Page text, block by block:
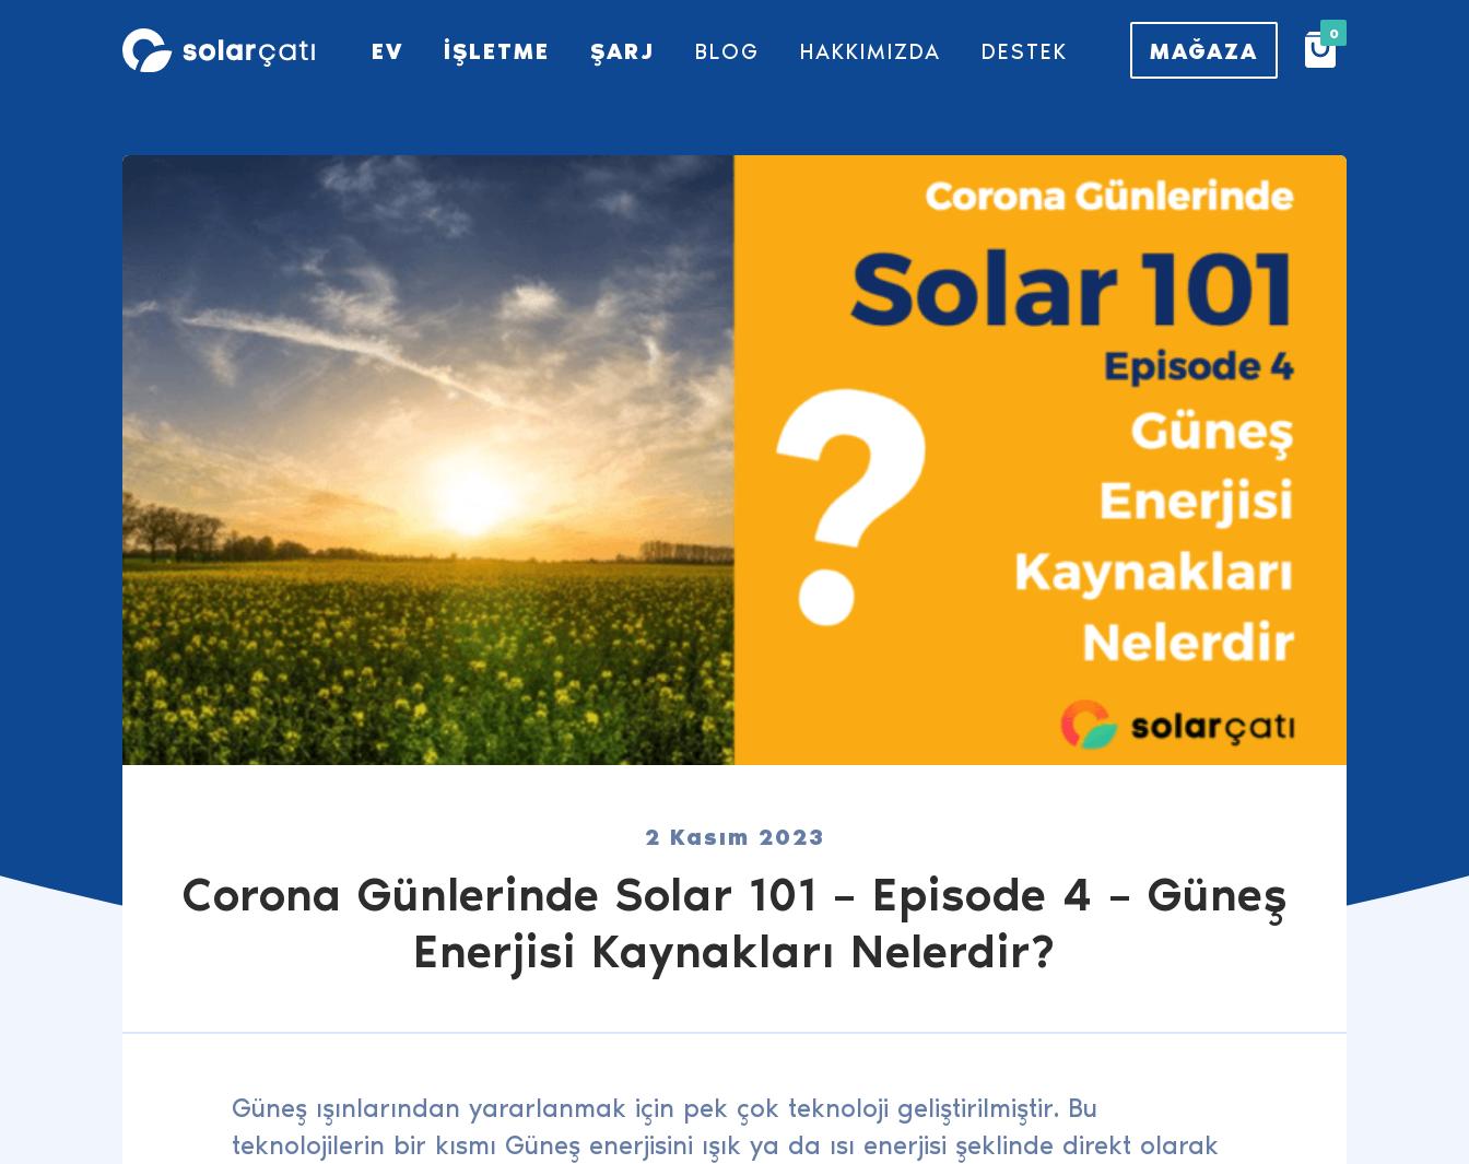
EV İŞLETME ŞARJ BLOG HAKKIMIZDA DESTEK MAĞAZA
0
2 Kasım 2023
Corona Günlerinde Solar 101 – Episode 4 – Güneş
Enerjisi Kaynakları Nelerdir?
Güneş ışınlarından yararlanmak için pek çok teknoloji geliştirilmiştir. Bu
teknolojilerin bir kısmı Güneş enerjisini ışık ya da ısı enerjisi şeklinde direkt olarak